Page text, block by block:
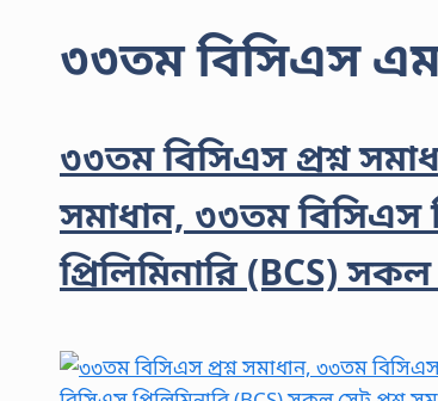
৩৩তম বিসিএস
৩৩তম বিসিএস প্রশ্ন
সমাধান, ৩৩তম বিসিএস
প্রিলিমিনারি (BCS)